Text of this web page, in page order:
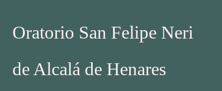
Oratorio San Felipe Neri
de Alcalá de Henares